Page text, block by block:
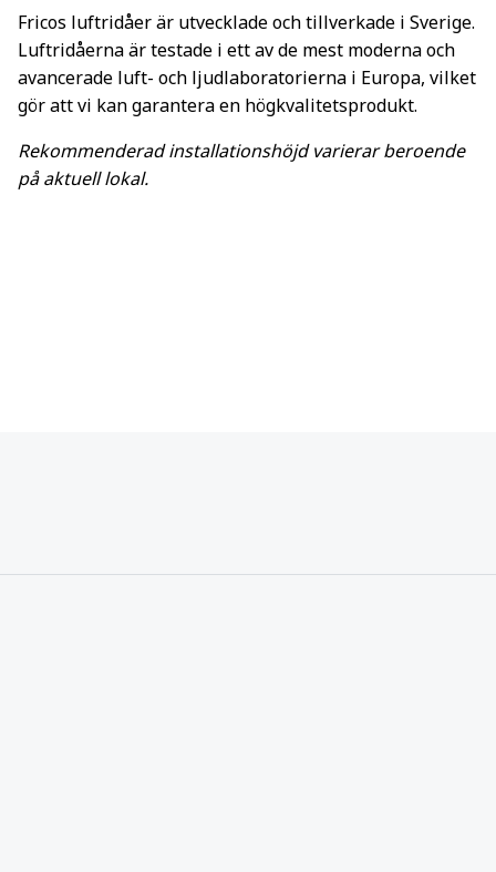
Fricos luftridåer är utvecklade och tillverkade i Sverige.
Luftridåerna är testade i ett av de mest moderna och
avancerade luft- och ljudlaboratorierna i Europa, vilket
gör att vi kan garantera en högkvalitetsprodukt.
Rekommenderad installationshöjd varierar beroende
på aktuell lokal.